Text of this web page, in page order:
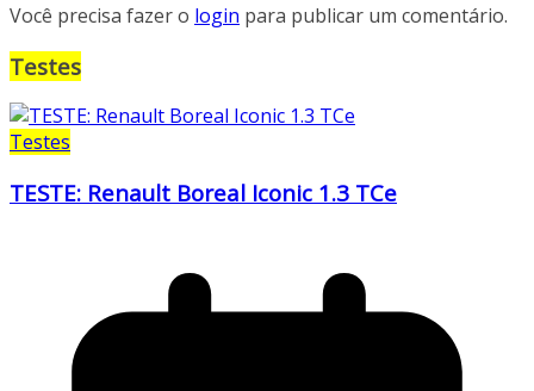
Você precisa fazer o login para publicar um comentário.
Testes
Testes
TESTE: Renault Boreal Iconic 1.3 TCe